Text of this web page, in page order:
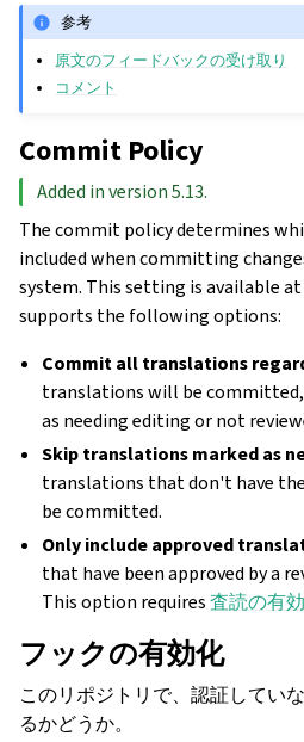
参考
原文のフィードバックの受け取り
コメント
Commit Policy
Added in version 5.13.
The commit policy determines
included when committing
system. This setting is available
supports the following options:
Commit all translations
translations will be
as needing editing or not
Skip translations marked as
translations that don't have
be committed.
Only include approved
that have been approved by a
This option requires査読の有
フックの有効化
このリポジトリで、認証してい
るかどうか。